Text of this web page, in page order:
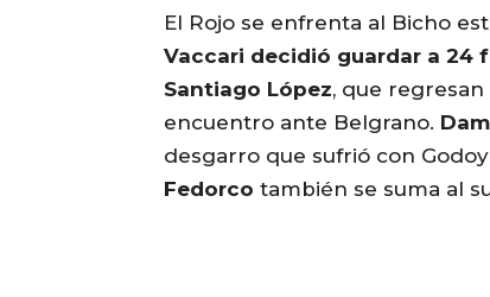
El Rojo se enfrenta al Bicho
Vaccari decidió guardar a 24
Santiago López, que
encuentro ante Belgrano.
desgarro que sufrió con
Fedorco también se suma al